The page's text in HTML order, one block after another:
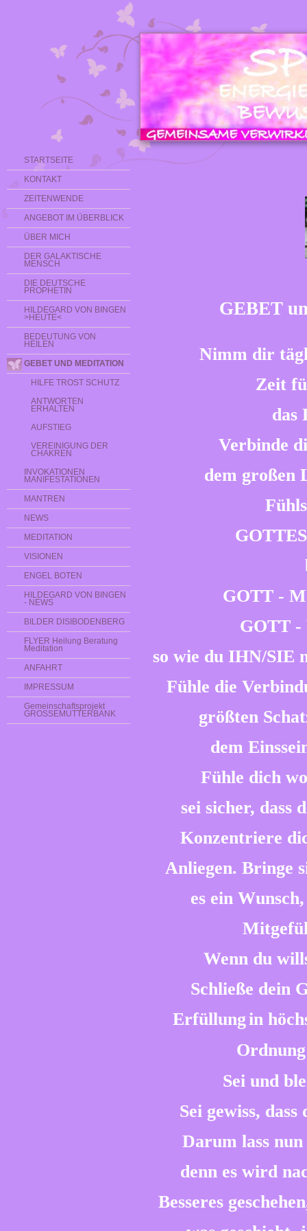
STARTSEITE
KONTAKT
ZEITENWENDE
ANGEBOT IM ÜBERBLICK
ÜBER MICH
DER GALAKTISCHE
MENSCH
DIE DEUTSCHE
PROPHETIN
HILDEGARD VON BINGEN
>HEUTE<
BEDEUTUNG VON
HEILEN
GEBET UND MEDITATION
HILFE TROST SCHUTZ
ANTWORTEN
ERHALTEN
AUFSTIEG
VEREINIGUNG DER
CHAKREN
INVOKATIONEN
MANIFESTATIONEN
MANTREN
NEWS
MEDITATION
VISIONEN
ENGEL BOTEN
HILDEGARD VON BINGEN
- NEWS
BILDER DISIBODENBERG
FLYER Heilung Beratung
Meditation
ANFAHRT
IMPRESSUM
Gemeinschaftsprojekt
GROSSEMUTTERBANK
GEBET
Nimm dir
Zeit
das
Verbinde
dem großen
GOTT -
GOTT -
so wie du IHN/SIE
Fühle die
größten
dem
Fühle dich
sei sicher,
Konzentriere
Anliegen. Bringe
es ein
Wenn du
Schließe dein
Erfüllungin
Sei und
Sei gewiss,
Darum lass
denn es wird
Besseres